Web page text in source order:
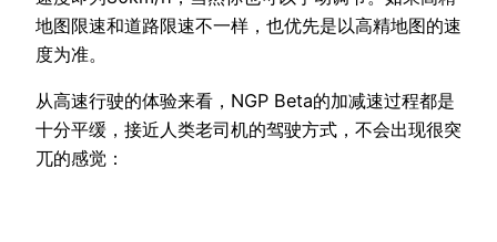
地图限速和道路限速不一样，也优先是以高精地图的速
度为准。
从高速行驶的体验来看，NGP Beta的加减速过程都是
十分平缓，接近人类老司机的驾驶方式，不会出现很突
兀的感觉：